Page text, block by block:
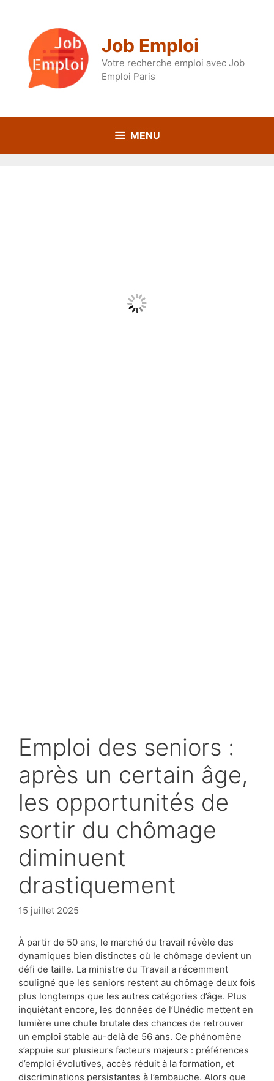
Job Emploi
Votre recherche emploi avec Job
Emploi Paris
MENU
Emploi des seniors :
après un certain âge,
les opportunités de
sortir du chômage
diminuent
drastiquement
15 juillet 2025
À partir de 50 ans, le marché du travail révèle des
dynamiques bien distinctes où le chômage devient un
défi de taille. La ministre du Travail a récemment
souligné que les seniors restent au chômage deux fois
plus longtemps que les autres catégories d’âge. Plus
inquiétant encore, les données de l’Unédic mettent en
lumière une chute brutale des chances de retrouver
un emploi stable au-delà de 56 ans. Ce phénomène
s’appuie sur plusieurs facteurs majeurs : préférences
d’emploi évolutives, accès réduit à la formation, et
discriminations persistantes à l’embauche. Alors que